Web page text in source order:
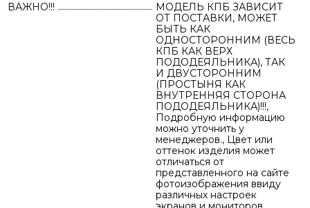
ВАЖНО!!!
МОДЕЛЬ КПБ ЗАВИСИТ
ОТ ПОСТАВКИ, МОЖЕТ
БЫТЬ КАК
ОДНОСТОРОННИМ (ВЕСЬ
КПБ КАК ВЕРХ
ПОДОДЕЯЛЬНИКА), ТАК
И ДВУСТОРОННИМ
(ПРОСТЫНЯ КАК
ВНУТРЕННЯЯ СТОРОНА
ПОДОДЕЯЛЬНИКА)!!!,
Подробную информацию
можно уточнить у
менеджеров., Цвет или
оттенок изделия может
отличаться от
представленного на сайте
фотоизображения ввиду
различных настроек